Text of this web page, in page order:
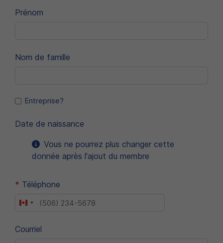
Prénom
Nom de famille
Entreprise?
Date de naissance
Vous ne pourrez plus changer cette
donnée après l'ajout du membre
* Téléphone
Canada
Courriel